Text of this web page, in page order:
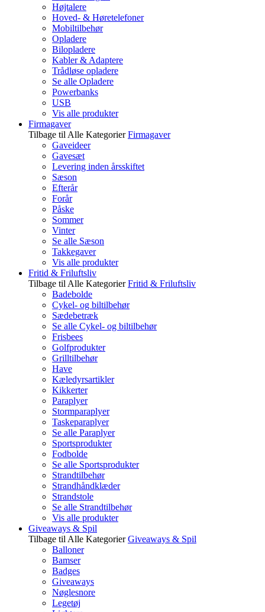
Højtalere
Hoved- & Høretelefoner
Mobiltilbehør
Opladere
Bilopladere
Kabler & Adaptere
Trådløse opladere
Se alle Opladere
Powerbanks
USB
Vis alle produkter
Firmagaver
Tilbage til Alle Kategorier Firmagaver
Gaveideer
Gavesæt
Levering inden årsskiftet
Sæson
Efterår
Forår
Påske
Sommer
Vinter
Se alle Sæson
Takkegaver
Vis alle produkter
Fritid & Friluftsliv
Tilbage til Alle Kategorier Fritid & Friluftsliv
Badebolde
Cykel- og biltilbehør
Sædebetræk
Se alle Cykel- og biltilbehør
Frisbees
Golfprodukter
Grilltilbehør
Have
Kæledyrsartikler
Kikkerter
Paraplyer
Stormparaplyer
Taskeparaplyer
Se alle Paraplyer
Sportsprodukter
Fodbolde
Se alle Sportsprodukter
Strandtilbehør
Strandhåndklæder
Strandstole
Se alle Strandtilbehør
Vis alle produkter
Giveaways & Spil
Tilbage til Alle Kategorier Giveaways & Spil
Balloner
Bamser
Badges
Giveaways
Nøglesnore
Legetøj